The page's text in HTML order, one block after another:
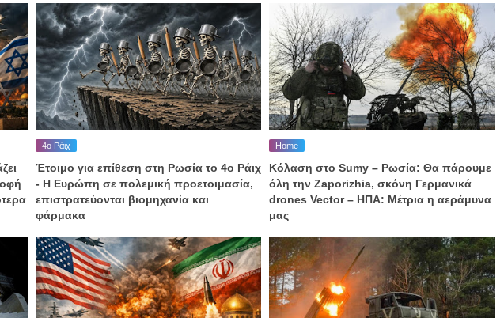
4ο Ράιχ
Έτοιμο για επίθεση στη Ρωσία το 4ο Ράιχ
- Η Ευρώπη σε πολεμική προετοιμασία,
επιστρατεύονται βιομηχανία και
φάρμακα
Home
Κόλαση στο Sumy – Ρωσία: Θα πάρουμε
όλη την Zaporizhia, σκόνη Γερμανικά
drones Vector – ΗΠΑ: Μέτρια η αεράμυνα
μας